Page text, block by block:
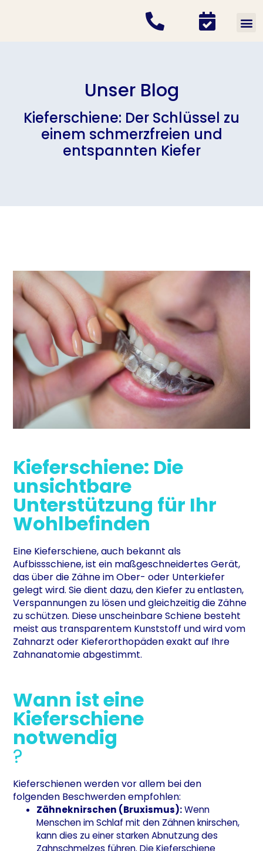
Unser Blog
Kieferschiene: Der Schlüssel zu
einem schmerzfreien und
entspannten Kiefer
Kieferschiene: Die
unsichtbare
Unterstützung für Ihr
Wohlbefinden
Eine Kieferschiene, auch bekannt als
Aufbissschiene, ist ein maßgeschneidertes Gerät,
das über die Zähne im Ober- oder Unterkiefer
gelegt wird. Sie dient dazu, den Kiefer zu entlasten,
Verspannungen zu lösen und gleichzeitig die Zähne
zu schützen. Diese unscheinbare Schiene besteht
meist aus transparentem Kunststoff und wird vom
Zahnarzt oder Kieferorthopäden exakt auf Ihre
Zahnanatomie abgestimmt.
Wann ist eine
Kieferschiene
notwendig
?
Kieferschienen werden vor allem bei den
folgenden Beschwerden empfohlen:
Zähneknirschen (Bruxismus):Wenn
Menschen im Schlaf mit den Zähnen knirschen,
kann dies zu einer starken Abnutzung des
Zahnschmelzes führen. Die Kieferschiene